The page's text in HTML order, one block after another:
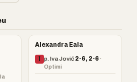
Alexandra Eala
Î p. Iva Jović 2-6, 2-6 ·
Optimi